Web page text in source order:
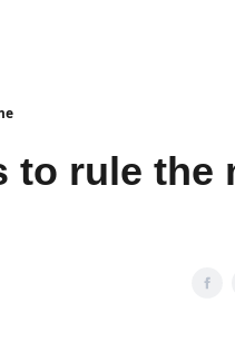
to rule the